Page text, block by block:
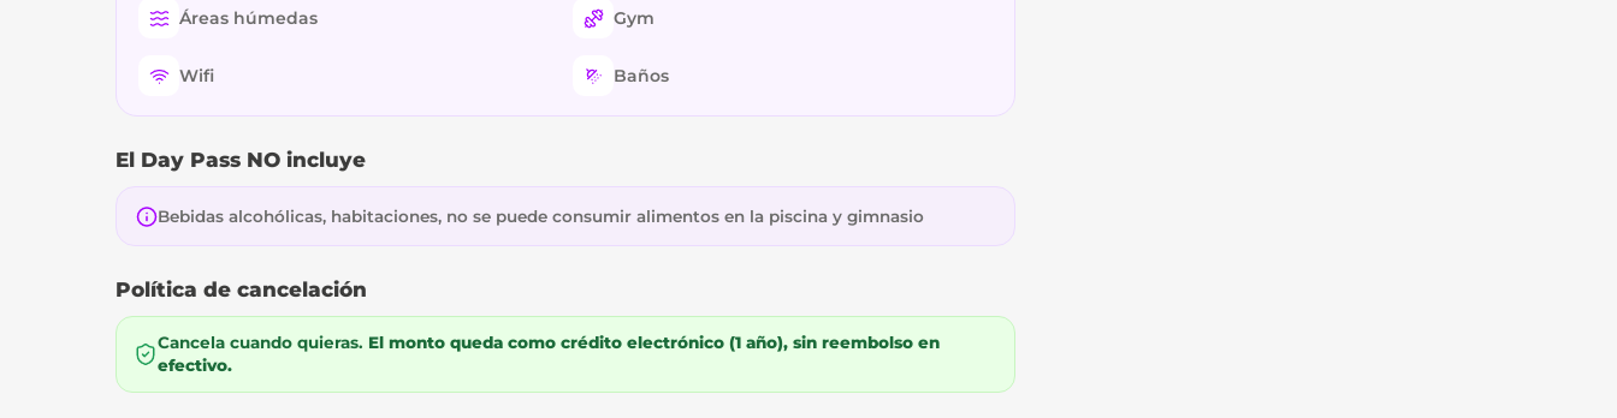
Áreas húmedas Gym
Wifi Baños
El Day Pass NO incluye
Bebidas alcohólicas, habitaciones, no se puede consumir alimentos en la piscina y gimnasio
Política de cancelación
Cancela cuando quieras. El monto queda como crédito electrónico (1 año), sin reembolso en
efectivo.